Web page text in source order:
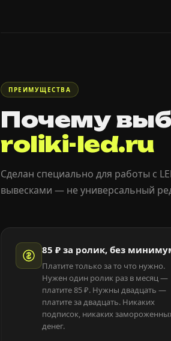
ПРЕИМУЩЕСТВА
Почему
roliki-led.ru
Сделан специально для работы с
вывесками — не универсальный
85 ₽ за ролик, без
Платите только за то что нужно.
Нужен один ролик раз в месяц —
платите 85 ₽. Нужны двадцать —
платите за двадцать. Никаких
подписок, никаких
денег.